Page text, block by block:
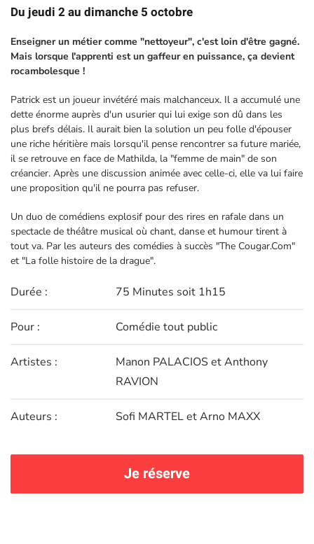
Du jeudi 2 au dimanche 5 octobre
Enseigner un métier comme "nettoyeur", c'est loin d'être gagné.
Mais lorsque l'apprenti est un gaffeur en puissance, ça devient
rocambolesque !
Patrick est un joueur invétéré mais malchanceux. Il a accumulé une
dette énorme auprès d'un usurier qui lui exige son dû dans les
plus brefs délais. Il aurait bien la solution un peu folle d'épouser
une riche héritière mais lorsqu'il pense rencontrer sa future mariée,
il se retrouve en face de Mathilda, la "femme de main" de son
créancier. Après une discussion animée avec celle-ci, elle va lui faire
une proposition qu'il ne pourra pas refuser.
Un duo de comédiens explosif pour des rires en rafale dans un
spectacle de théâtre musical où chant, danse et humour tirent à
tout va. Par les auteurs des comédies à succès "The Cougar.Com"
et "La folle histoire de la drague".
Durée : 75 Minutes soit 1h15
Pour : Comédie tout public
Artistes :
Manon PALACIOS et Anthony
RAVION
Auteurs : Sofi MARTEL et Arno MAXX
Je réserve